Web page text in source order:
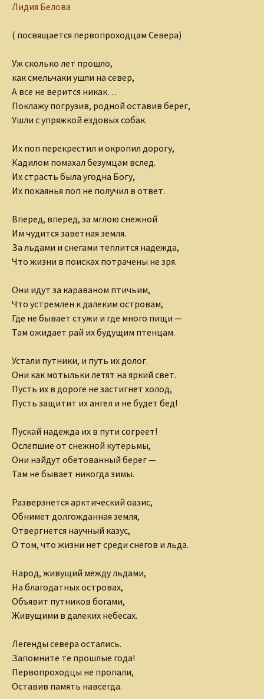
Лидия Белова
( посвящается первопроходцам Севера)
Уж сколько лет прошло,
как смельчаки ушли на север,
А все не верится никак…
Поклажу погрузив, родной оставив берег,
Ушли с упряжкой ездовых собак.
Их поп перекрестил и окропил дорогу,
Кадилом помахал безумцам вслед.
Их страсть была угодна Богу,
Их покаянья поп не получил в ответ.
Вперед, вперед, за мглою снежной
Им чудится заветная земля.
За льдами и снегами теплится надежда,
Что жизни в поисках потрачены не зря.
Они идут за караваном птичьим,
Что устремлен к далеким островам,
Где не бывает стужи и где много пищи —
Там ожидает рай их будущим птенцам.
Устали путники, и путь их долог.
Они как мотыльки летят на яркий свет.
Пусть их в дороге не застигнет холод,
Пусть защитит их ангел и не будет бед!
Пускай надежда их в пути согреет!
Ослепшие от снежной кутерьмы,
Они найдут обетованный берег —
Там не бывает никогда зимы.
Разверзнется арктический оазис,
Обнимет долгожданная земля,
Отвергнется научный казус,
О том, что жизни нет среди снегов и льда.
Народ, живущий между льдами,
На благодатных островах,
Объявит путников богами,
Живущими в далеких небесах.
Легенды севера остались.
Запомните те прошлые года!
Первопроходцы не пропали,
Оставив память навсегда.